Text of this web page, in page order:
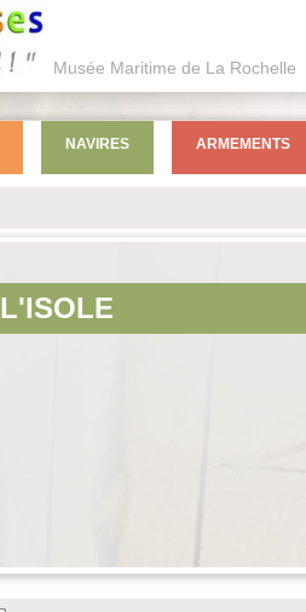
Musée Maritime de La Rochelle
L'ISOLE
NAVIRES ARMEMENTS